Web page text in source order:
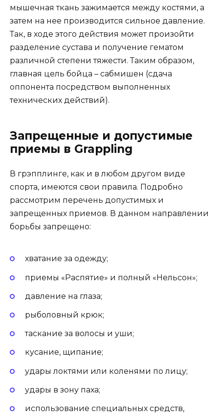
мышечная ткань зажимается между костями, а
затем на нее производится сильное давление.
Так, в ходе этого действия может произойти
разделение сустава и получение гематом
различной степени тяжести. Таким образом,
главная цель бойца – сабмишен (сдача
оппонента посредством выполненных
технических действий).
Запрещенные и допустимые
приемы в Grappling
В грэпплинге, как и в любом другом виде
спорта, имеются свои правила. Подробно
рассмотрим перечень допустимых и
запрещенных приемов. В данном направлении
борьбы запрещено:
хватание за одежду;
приемы «Распятие» и полный «Нельсон»;
давление на глаза;
рыболовный крюк;
таскание за волосы и уши;
кусание, щипание;
удары локтями или коленями по лицу;
удары в зону паха;
использование специальных средств,